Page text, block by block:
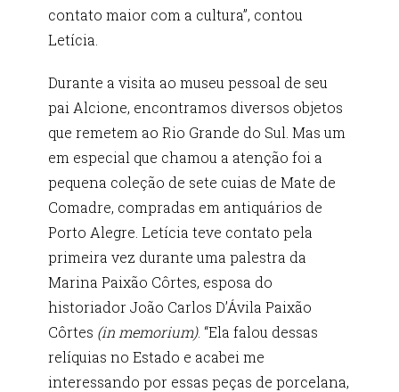
contato maior com a cultura”, contou
Letícia.
Durante a visita ao museu pessoal de seu
pai Alcione, encontramos diversos objetos
que remetem ao Rio Grande do Sul. Mas um
em especial que chamou a atenção foi a
pequena coleção de sete cuias de Mate de
Comadre, compradas em antiquários de
Porto Alegre. Letícia teve contato pela
primeira vez durante uma palestra da
Marina Paixão Côrtes, esposa do
historiador João Carlos D’Ávila Paixão
Côrtes (in memorium). “Ela falou dessas
relíquias no Estado e acabei me
interessando por essas peças de porcelana,